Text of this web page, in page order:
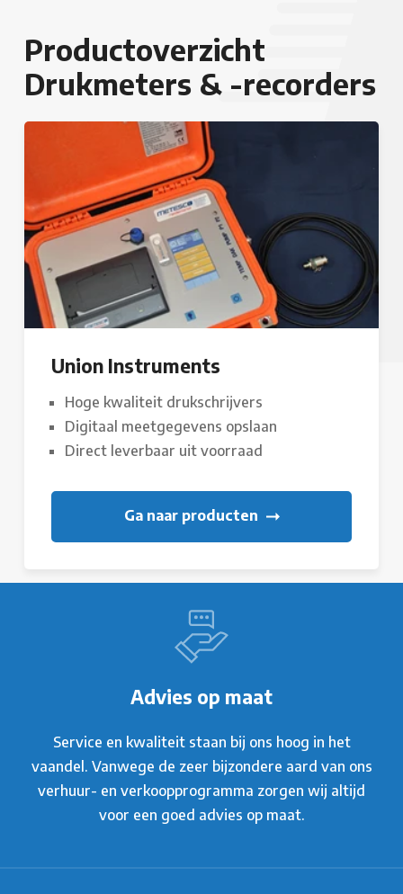
Productoverzicht
Drukmeters & -recorders
Union Instruments
Hoge kwaliteit drukschrijvers
Digitaal meetgegevens opslaan
Direct leverbaar uit voorraad
Ga naar producten
Advies op maat
Service en kwaliteit staan bij ons hoog in het
vaandel. Vanwege de zeer bijzondere aard van ons
verhuur- en verkoopprogramma zorgen wij altijd
voor een goed advies op maat.